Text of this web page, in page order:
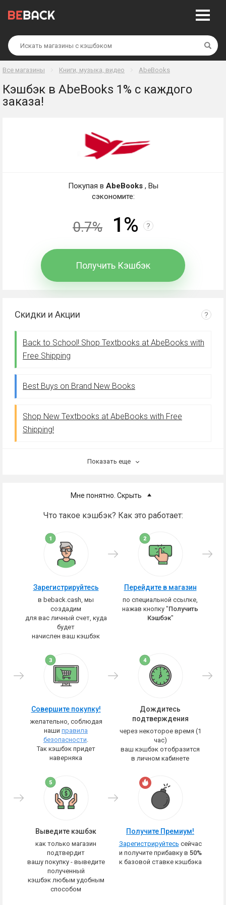
Все магазины Книги, музыка, видео AbeBooks
Кэшбэк в AbeBooks 1% с каждого
заказа!
Мне понятно. Скрыть
Что такое кэшбэк? Как это работает:
Зарегистрируйтесь
в beback.cash, мы
создадим
для вас личный счет, куда
будет
начислен ваш кэшбэк
Перейдите в магазин
по специальной ссылке,
нажав кнопку "Получить
Кэшбэк"
Совершите покупку!
желательно, соблюдая
наши правила
безопасности.
Так кэшбэк придет
наверняка
Дождитесь
подтверждения
через некоторое время (1
час)
ваш кэшбэк отобразится
в личном кабинете
Выведите кэшбэк
как только магазин
подтвердит
вашу покупку - выведите
полученный
кэшбэк любым удобным
способом
Получите Премиум!
Зарегистрируйтесь сейчас
и получите прибавку в 50%
к базовой ставке кэшбэка
Покупая в AbeBooks , Вы
сэкономите:
0.7% 1% ?
Получить Кэшбэк
Скидки и Акции ?
Back to School! Shop Textbooks at AbeBooks with
Free Shipping
Best Buys on Brand New Books
Shop New Textbooks at AbeBooks with Free
Shipping!
Показать еще